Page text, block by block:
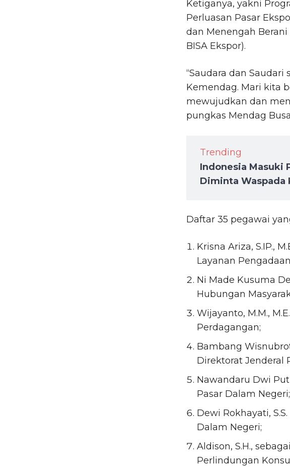
Ketiganya, yakni
Perluasan Pasar
dan Menengah Berani
BISA Ekspor).
“Saudara dan
Kemendag. Mari kita
mewujudkan dan
pungkas Mendag
Trending
Indonesia Masuki
Diminta Waspada
Daftar 35 pegawai
Krisna Ariza, S.IP.,
Layanan
Ni Made Kusuma
Hubungan
Wijayanto, M.M.,
Perdagangan;
Bambang
Direktorat Jenderal
Nawandaru Dwi
Pasar Dalam Negeri;
Dewi Rokhayati,
Dalam Negeri;
Aldison, S.H.,
Perlindungan